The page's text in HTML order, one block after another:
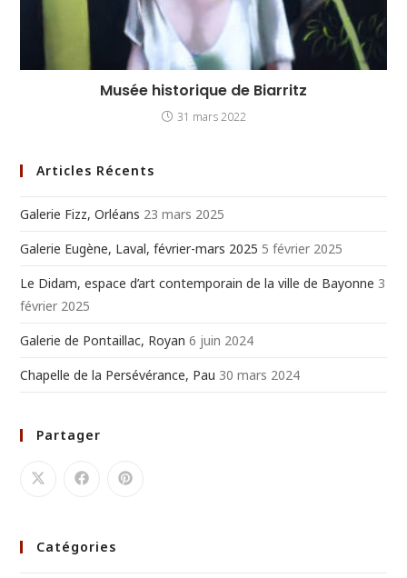
Musée historique de Biarritz
31 mars 2022
Articles Récents
Galerie Fizz, Orléans 23 mars 2025
Galerie Eugène, Laval, février-mars 2025 5 février 2025
Le Didam, espace d’art contemporain de la ville de Bayonne 3
février 2025
Galerie de Pontaillac, Royan 6 juin 2024
Chapelle de la Persévérance, Pau 30 mars 2024
Partager
Catégories